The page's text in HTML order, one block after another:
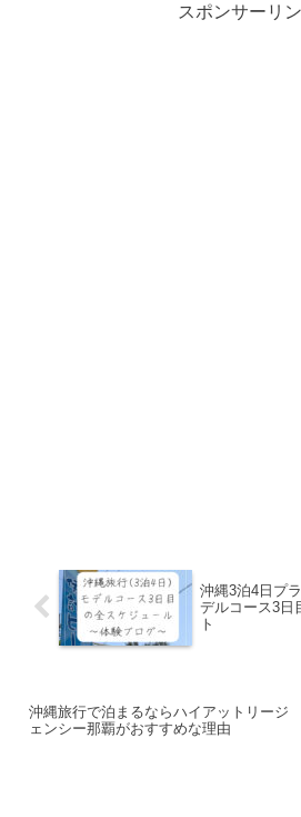
スポンサーリ
沖縄3泊4日プ
デルコース3日
ト
沖縄旅行で泊まるならハイアットリージ
ェンシー那覇がおすすめな理由